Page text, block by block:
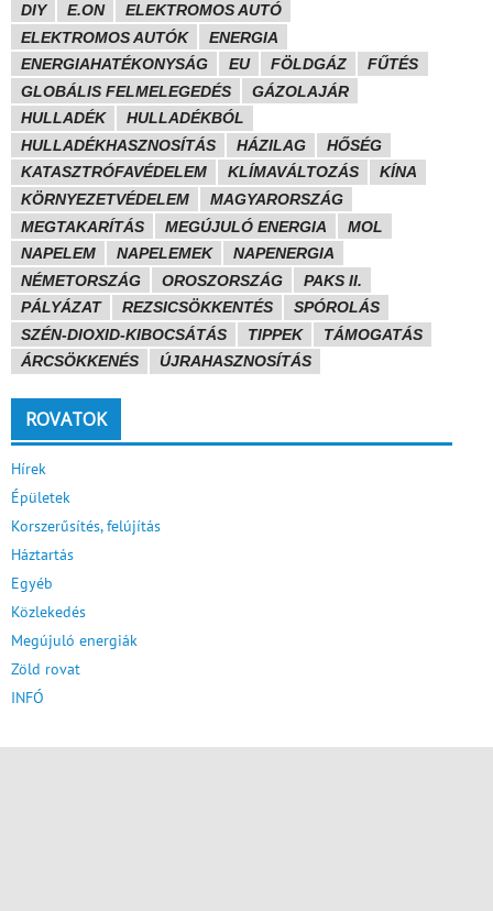
DIY
E.ON
ELEKTROMOS AUTÓ
ELEKTROMOS AUTÓK
ENERGIA
ENERGIAHATÉKONYSÁG
EU FÖLDGÁZ
FŰTÉS
GLOBÁLIS FELMELEGEDÉS
GÁZOLAJÁR
HULLADÉK
HULLADÉKBÓL
HULLADÉKHASZNOSÍTÁS
HÁZILAG
HŐSÉG
KATASZTRÓFAVÉDELEM
KLÍMAVÁLTOZÁS
KÍNA
KÖRNYEZETVÉDELEM
MAGYARORSZÁG
MEGTAKARÍTÁS
MEGÚJULÓ ENERGIA
MOL
NAPELEM
NAPELEMEK
NAPENERGIA
NÉMETORSZÁG
OROSZORSZÁG
PAKS II.
PÁLYÁZAT
REZSICSÖKKENTÉS
SPÓROLÁS
SZÉN-DIOXID-KIBOCSÁTÁS
TIPPEK
TÁMOGATÁS
ÁRCSÖKKENÉS
ÚJRAHASZNOSÍTÁS
ROVATOK
Hírek
Épületek
Korszerűsítés, felújítás
Háztartás
Egyéb
Közlekedés
Megújuló energiák
Zöld rovat
INFÓ